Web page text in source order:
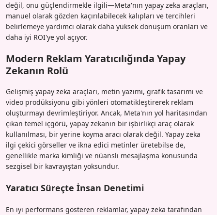
değil, onu güçlendirmekle ilgili—Meta'nın yapay zeka araçları,
manuel olarak gözden kaçırılabilecek kalıpları ve tercihleri
belirlemeye yardımcı olarak daha yüksek dönüşüm oranları ve
daha iyi ROI'ye yol açıyor.
Modern Reklam Yaratıcılığında Yapay
Zekanın Rolü
Gelişmiş yapay zeka araçları, metin yazımı, grafik tasarımı ve
video prodüksiyonu gibi yönleri otomatikleştirerek reklam
oluşturmayı devrimleştiriyor. Ancak, Meta'nın yol haritasından
çıkan temel içgörü, yapay zekanın bir işbirlikçi araç olarak
kullanılması, bir yerine koyma aracı olarak değil. Yapay zeka
ilgi çekici görseller ve ikna edici metinler üretebilse de,
genellikle marka kimliği ve nüanslı mesajlaşma konusunda
sezgisel bir kavrayıştan yoksundur.
Yaratıcı Süreçte İnsan Denetimi
En iyi performans gösteren reklamlar, yapay zeka tarafından